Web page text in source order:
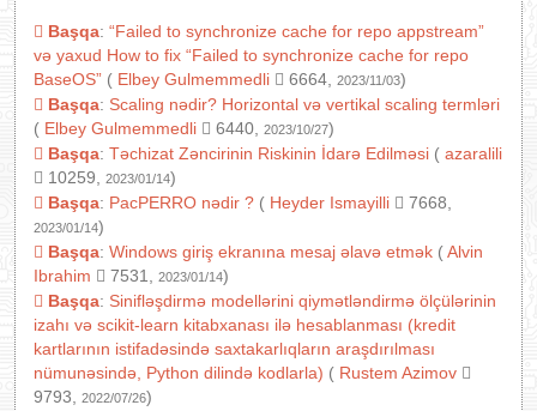
Başqa: “Failed to synchronize cache for repo appstream”
və yaxud How to fix “Failed to synchronize cache for repo
BaseOS” ( Elbey Gulmemmedli 6664, 2023/11/03)
Başqa: Scaling nədir? Horizontal və vertikal scaling termləri
( Elbey Gulmemmedli 6440, 2023/10/27)
Başqa: Təchizat Zəncirinin Riskinin İdarə Edilməsi ( azaralili
10259,
2023/01/14)
Başqa: PacPERRO nədir ? ( Heyder Ismayilli 7668,
2023/01/14)
Başqa: Windows giriş ekranına mesaj əlavə etmək (Alvin
Ibrahim
7531, 2023/01/14)
Başqa: Sinifləşdirmə modellərini qiymətləndirmə ölçülərinin
izahı və scikit-learn kitabxanası ilə hesablanması (kredit
kartlarının istifadəsində saxtakarlıqların araşdırılması
nümunəsində, Python dilində kodlarla) ( Rustem Azimov
9793,
2022/07/26)